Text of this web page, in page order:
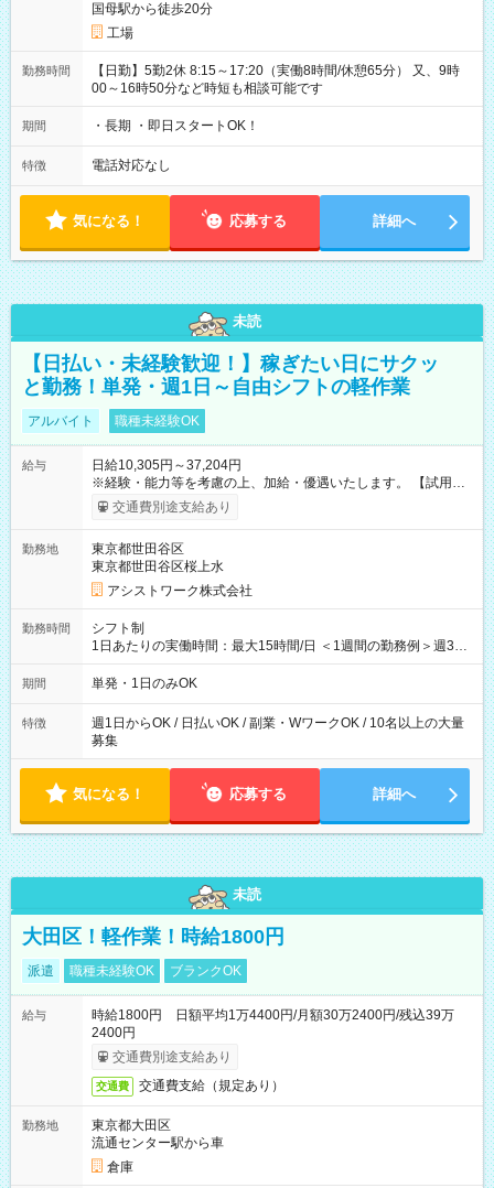
国母駅から徒歩20分
工場
勤務時間
【日勤】5勤2休 8:15～17:20（実働8時間/休憩65分） 又、9時
00～16時50分など時短も相談可能です
期間 ・長期 ・即日スタートOK！
特徴 電話対応なし
気になる！ 応募する 詳細へ
未読
【日払い・未経験歓迎！】稼ぎたい日にサクッ
と勤務！単発・週1日～自由シフトの軽作業
アルバイト 職種未経験OK
給与
日給10,305円～37,204円
※経験・能力等を考慮の上、加給・優遇いたします。 【試用期
間】試用期間なし
交通費別途支給あり
勤務地
東京都世田谷区
東京都世田谷区桜上水
アシストワーク株式会社
勤務時間
シフト制
1日あたりの実働時間：最大15時間/日 ＜1週間の勤務例＞週3回
勤務 勤務：月・水・金 休み：火・木・土・日 好きな時にお仕事
可能です！ ※1日あたりの最大実働時間は日勤、夜勤共に勤務し
期間 単発・1日のみOK
特徴
週1日からOK / 日払いOK / 副業・WワークOK / 10名以上の大量
募集
気になる！ 応募する 詳細へ
未読
大田区！軽作業！時給1800円
派遣 職種未経験OK ブランクOK
給与
時給1800円 日額平均1万4400円/月額30万2400円/残込39万
2400円
交通費別途支給あり
交通費 交通費支給（規定あり）
勤務地
東京都大田区
流通センター駅から車
倉庫